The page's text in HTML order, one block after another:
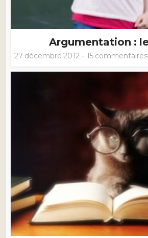
Argumentation :
27 décembre 2012 15 commentaires